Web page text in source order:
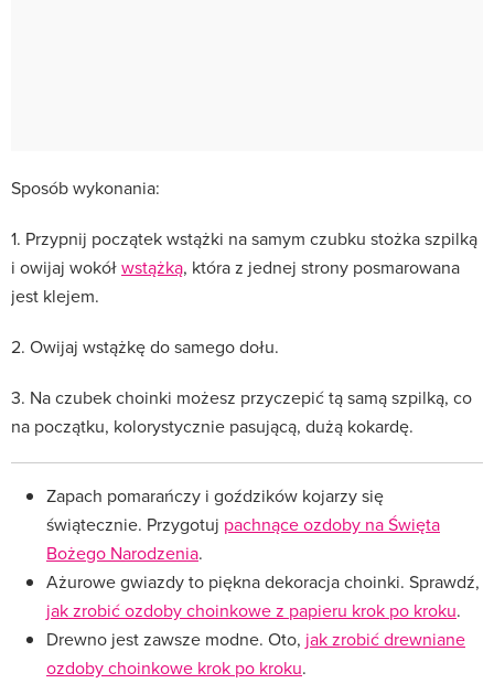
Sposób wykonania:
1. Przypnij początek wstążki na samym czubku stożka szpilką
i owijaj wokółwstążką, która z jednej strony posmarowana
jest klejem.
2. Owijaj wstążkę do samego dołu.
3. Na czubek choinki możesz przyczepić tą samą szpilką, co
na początku, kolorystycznie pasującą, dużą kokardę.
Zapach pomarańczy i goździków kojarzy się
świątecznie. Przygotuj pachnące ozdoby na Święta
Bożego Narodzenia.
Ażurowe gwiazdy to piękna dekoracja choinki. Sprawdź,
jak zrobić ozdoby choinkowe z papieru krok po kroku.
Drewno jest zawsze modne. Oto, jak zrobić drewniane
ozdoby choinkowe krok po kroku.